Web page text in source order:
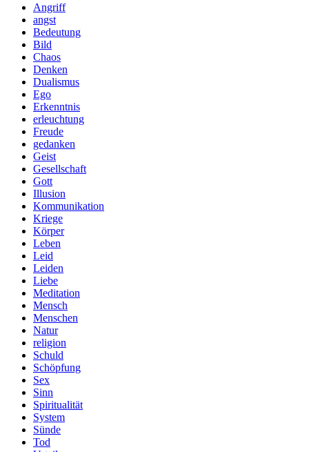
Angriff
angst
Bedeutung
Bild
Chaos
Denken
Dualismus
Ego
Erkenntnis
erleuchtung
Freude
gedanken
Geist
Gesellschaft
Gott
Illusion
Kommunikation
Kriege
Körper
Leben
Leid
Leiden
Liebe
Meditation
Mensch
Menschen
Natur
religion
Schuld
Schöpfung
Sex
Sinn
Spiritualität
System
Sünde
Tod